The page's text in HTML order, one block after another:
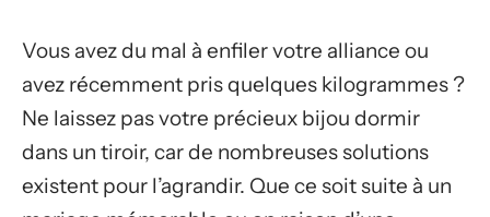
Vous avez du mal à enfiler votre alliance ou
avez récemment pris quelques kilogrammes ?
Ne laissez pas votre précieux bijou dormir
dans un tiroir, car de nombreuses solutions
existent pour l’agrandir. Que ce soit suite à un